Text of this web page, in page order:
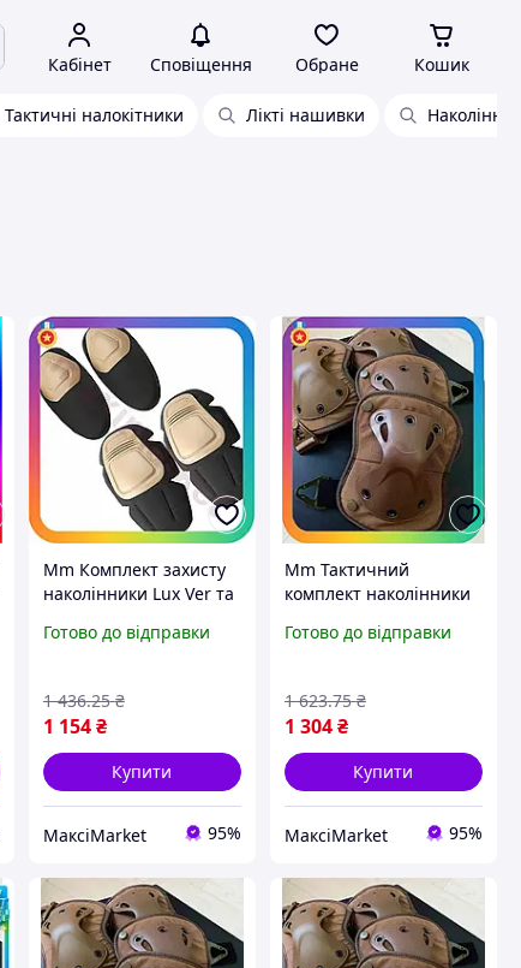
Кабінет Сповіщення Обране Кошик
Тактичні налокітники Лікті нашивки
Mm Комплект захисту
наколінники Lux Ver та
коричневий тактичний
Maxi7\Q
Готово до відправки
1 154 ₴
1 436.25 ₴
Купити
МаксіMarket 95%
Mm Тактичний
комплект наколінники
пластику FH 77
суглобів амо Maxi7\Q
Готово до відправки
1 304₴
1 623.75 ₴
Купити
МаксіMarket 95%